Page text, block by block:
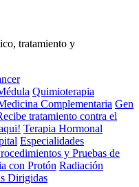
tratamiento y
Quimioterapia
Complementaria Gen
tratamiento contra el
Terapia Hormonal
Especialidades
y Pruebas de
con Protón Radiación
Dirigidas